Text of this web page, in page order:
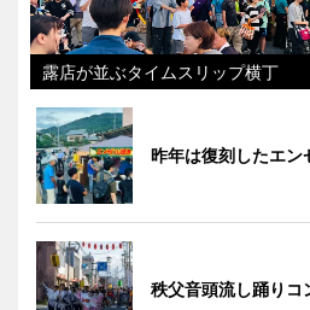
露店が並ぶタイムスリップ横丁
昨年は復刻したエン
秩父音頭流し踊りコ